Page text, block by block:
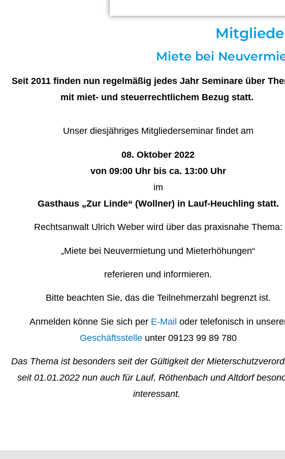
Miete bei
Seit 2011 finden nun regelmäßig jedes Jahr Seminare über
mit miet- und steuerrechtlichem Bezug statt.
Unser diesjähriges Mitgliederseminar findet am
08. Oktober 2022
von 09:00 Uhr bis ca. 13:00 Uhr
im
Gasthaus „Zur Linde“ (Wollner) in Lauf-Heuchling statt.
Rechtsanwalt Ulrich Weber wird über das praxisnahe Thema:
„Miete bei Neuvermietung und Mieterhöhungen“
referieren und informieren.
Bitte beachten Sie, das die Teilnehmerzahl begrenzt ist.
Anmelden könne Sie sich per E-Mail oder telefonisch in
Geschäftsstelleunter 09123 99 89 780
Das Thema ist besonders seit der Gültigkeit der
seit 01.01.2022 nun auch für Lauf, Röthenbach und Altdorf
interessant.